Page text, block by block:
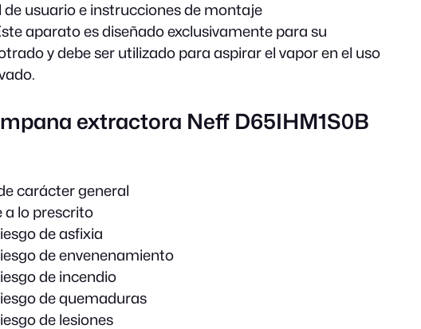
de usuario e instrucciones de montaje
aparato es diseñado exclusivamente para su
y debe ser utilizado para aspirar el vapor en el uso
extractora Neff D65IHM1S0B
carácter general
a lo prescrito
de asfixia
de envenenamiento
de incendio
de quemaduras
de lesiones